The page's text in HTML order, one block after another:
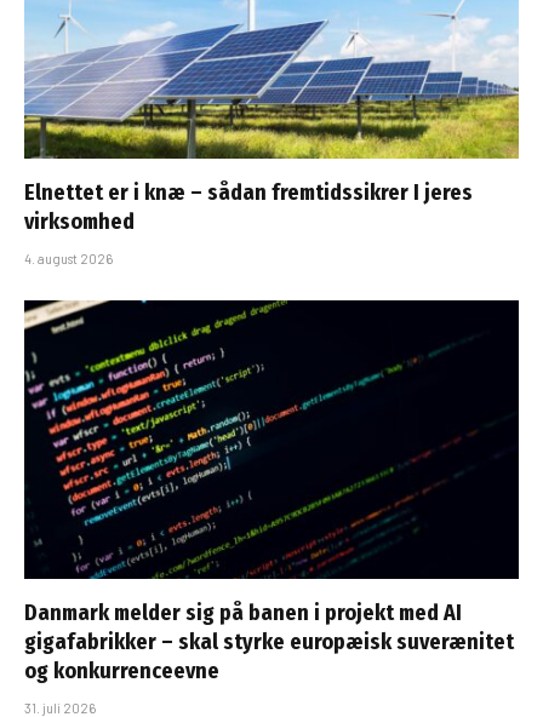
Elnettet er i knæ – sådan fremtidssikrer I jeres
virksomhed
4. august 2026
Danmark melder sig på banen i projekt med AI
gigafabrikker – skal styrke europæisk suverænitet
og konkurrenceevne
31. juli 2026